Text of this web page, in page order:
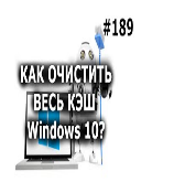
MACBOOK PRO